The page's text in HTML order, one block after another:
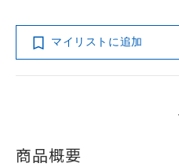
マイリストに追加
商品概要